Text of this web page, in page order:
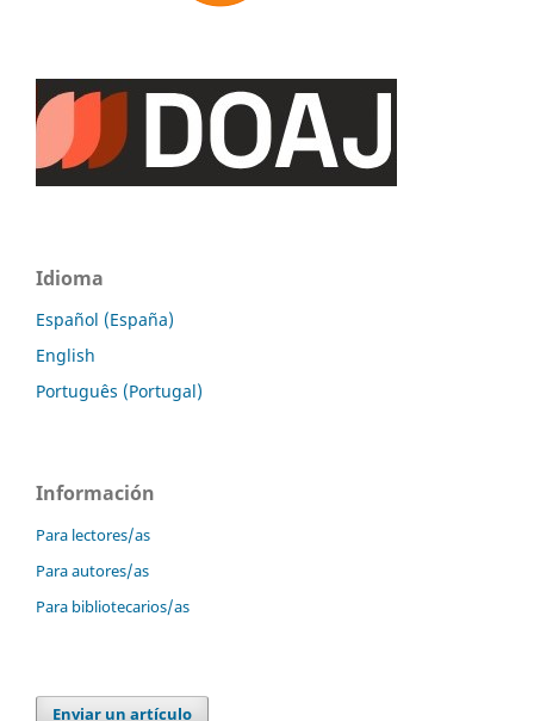
Idioma
Español (España)
English
Português (Portugal)
Información
Para lectores/as
Para autores/as
Para bibliotecarios/as
Enviar un artículo